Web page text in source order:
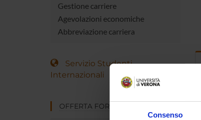
Consenso
Gestione carriere
Agevolazioni economiche
Abbreviazione carriera
Servizio Studenti
Internazionali
OFFERTA FORMATIVA